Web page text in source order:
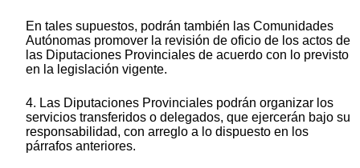
En tales supuestos, podrán también las Comunidades
Autónomas promover la revisión de oficio de los actos de
las Diputaciones Provinciales de acuerdo con lo previsto
en la legislación vigente.
4. Las Diputaciones Provinciales podrán organizar los
servicios transferidos o delegados, que ejercerán bajo su
responsabilidad, con arreglo a lo dispuesto en los
párrafos anteriores.